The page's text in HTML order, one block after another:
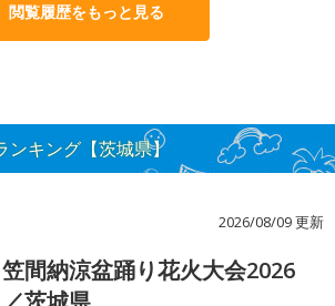
閲覧履歴をもっと見る
ンキング【茨城県】
2026/08/09 更新
笠間納涼盆踊り花火大会2026